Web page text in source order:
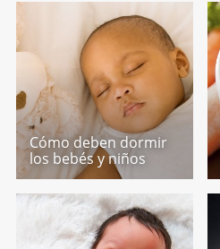
Cómo deben dormir
los bebés y niños